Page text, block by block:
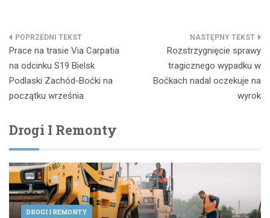
Nawigacja
wpisu
Prace na trasie Via Carpatia
na odcinku S19 Bielsk
Podlaski Zachód-Boćki na
początku września
Rozstrzygnięcie sprawy
tragicznego wypadku w
Boćkach nadal oczekuje na
wyrok
Drogi I Remonty
DROGI I REMONTY